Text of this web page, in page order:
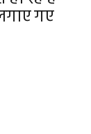
Save my name,
this browser for
गए